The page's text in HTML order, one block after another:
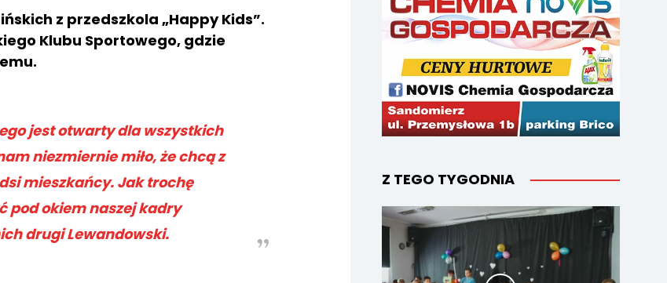
z przedszkola „Happy Kids”.
Klubu Sportowego, gdzie
jest otwarty dla wszystkich
niezmiernie miło, że chcą z
mieszkańcy. Jak trochę
pod okiem naszej kadry
drugi Lewandowski.
Z TEGO TYGODNIA